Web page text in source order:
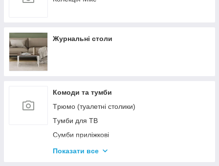
Журнальні столи
Комоди та тумби
Tрюмо (туалетні столики)
Tумби для ТВ
Сумби приліжкові
Комоди
Показати все